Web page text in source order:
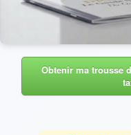
Obtenir ma trousse